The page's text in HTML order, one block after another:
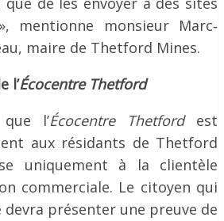
mentionne monsieur Marc‐
maire de Thetford Mines.
l’Écocentre Thetford
l’Écocentre Thetford est
aux résidants de Thetford
uniquement à la clientèle
commerciale. Le citoyen qui
présenter une preuve de